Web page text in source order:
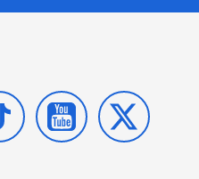
YOUTUBE
X